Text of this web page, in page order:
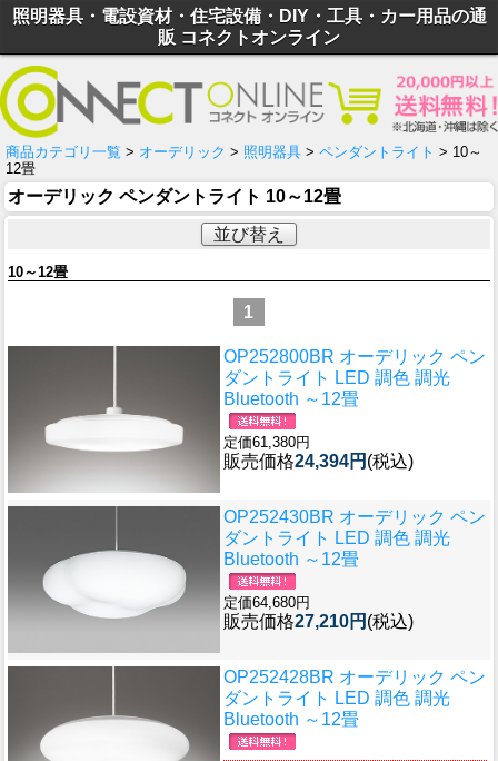
照明器具・電設資材・住宅設備・DIY・工具・カー用品の通
販 コネクトオンライン
商品カテゴリ一覧 > オーデリック > 照明器具 > ペンダントライト > 10～
12畳
オーデリック ペンダントライト 10～12畳
並び替え
10～12畳
1
OP252800BR オーデリック ペン
ダントライト LED 調色 調光
Bluetooth ～12畳
定価61,380円
販売価格24,394円 (税込)
OP252430BR オーデリック ペン
ダントライト LED 調色 調光
Bluetooth ～12畳
定価64,680円
販売価格27,210円 (税込)
OP252428BR オーデリック ペン
ダントライト LED 調色 調光
Bluetooth ～12畳